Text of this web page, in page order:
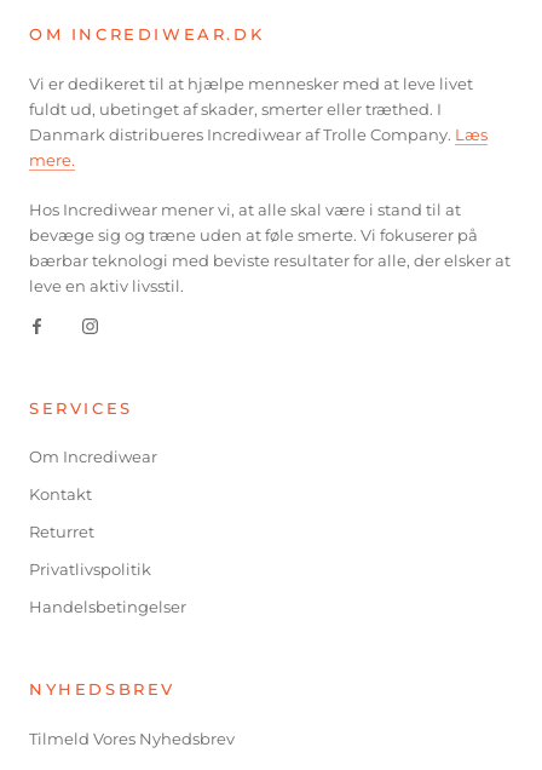
OM INCREDIWEAR.DK
Vi er dedikeret til at hjælpe mennesker med at leve livet
fuldt ud, ubetinget af skader, smerter eller træthed. I
Danmark distribueres Incrediwear af Trolle Company. Læs
mere.
Hos Incrediwear mener vi, at alle skal være i stand til at
bevæge sig og træne uden at føle smerte. Vi fokuserer på
bærbar teknologi med beviste resultater for alle, der elsker at
leve en aktiv livsstil.
SERVICES
Om Incrediwear
Kontakt
Returret
Privatlivspolitik
Handelsbetingelser
NYHEDSBREV
Tilmeld Vores Nyhedsbrev